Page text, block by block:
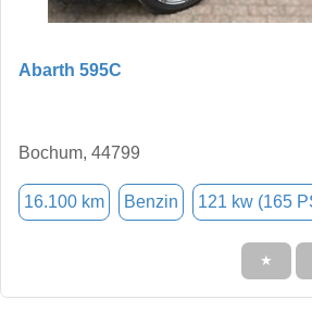
Abarth 595C
Bochum, 44799
16.100 km Benzin 121 kw (165
★